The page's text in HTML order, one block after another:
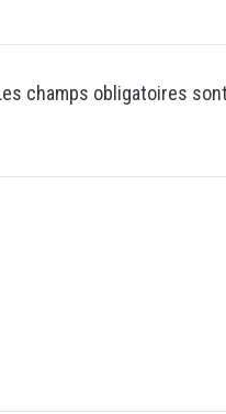
champs obligatoires